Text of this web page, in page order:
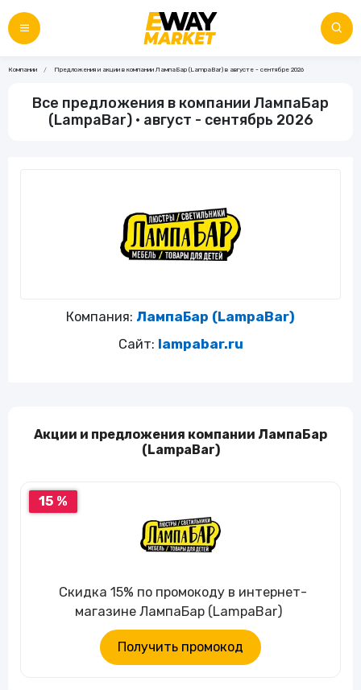
Компании Предложения и акции в компании ЛампаБар (LampaBar) в августе - сентябре 2026
Все предложения в компании ЛампаБар
(LampaBar) • август - сентябрь 2026
Компания: ЛампаБар (LampaBar)
Сайт: lampabar.ru
Акции и предложения компании ЛампаБар
(LampaBar)
15 %
Скидка 15% по промокоду в интернет-
магазине ЛампаБар (LampaBar)
Получить промокод